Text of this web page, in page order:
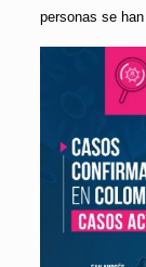
personas se